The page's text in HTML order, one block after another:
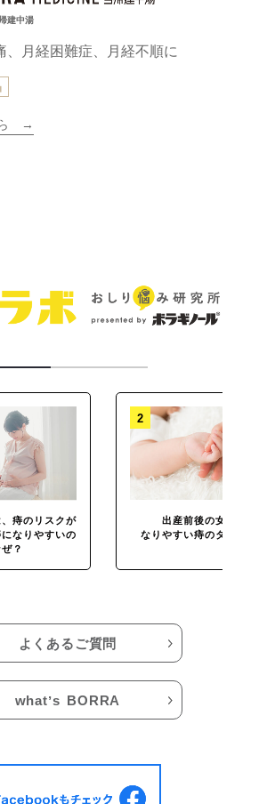
建中湯
、月経困難症、月経不順に
痔のリスクが
なりやすいの
？
2
出産前後の女性が
なりやすい痔のタイプと
よくあるご質問
whatʼs BORRA